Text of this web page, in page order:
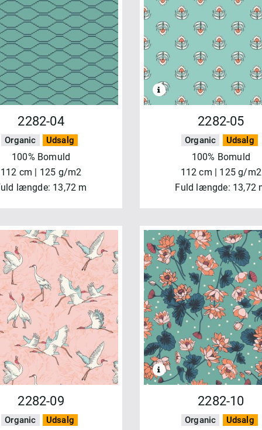
2282-04
Organic Udsalg
100% Bomuld
112 cm | 125 g/m2
længde: 13,72 m
2282-05
Organic Udsalg
100% Bomuld
112 cm | 125 g/m2
Fuld længde: 13,72
2282-09
Organic Udsalg
2282-10
Organic Udsalg